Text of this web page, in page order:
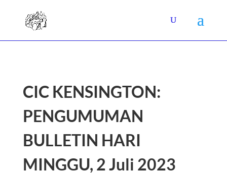
CIC KENSINGTON:
PENGUMUMAN
BULLETIN HARI
MINGGU, 2 Juli 2023